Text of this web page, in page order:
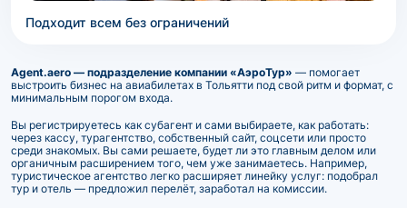
Подходит всем без ограничений
Agent.aero — подразделение компании «АэроТур» — помогает
выстроить бизнес на авиабилетах в Тольятти под свой ритм и формат, с
минимальным порогом входа.
Вы регистрируетесь как субагент и сами выбираете, как работать:
через кассу, турагентство, собственный сайт, соцсети или просто
среди знакомых. Вы сами решаете, будет ли это главным делом или
органичным расширением того, чем уже занимаетесь. Например,
туристическое агентство легко расширяет линейку услуг: подобрал
тур и отель — предложил перелёт, заработал на комиссии.